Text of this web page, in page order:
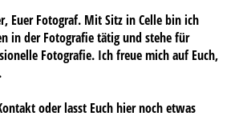
Euer Fotograf. Mit Sitz in Celle bin ich
in der Fotografie tätig und stehe für
Fotografie. Ich freue mich auf Euch,
oder lasst Euch hier noch etwas